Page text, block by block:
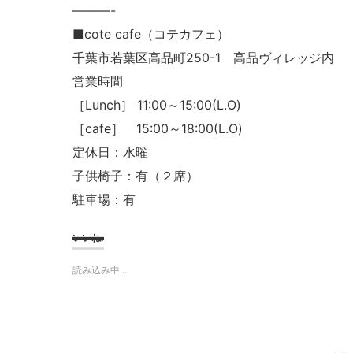
———-
■cote cafe（コテカフェ）
千葉市若葉区高品町250-1 高品ヴィレッジ内
営業時間
［Lunch］ 11:00～15:00(L.O)
［cafe］ 15:00～18:00(L.O)
定休日：水曜
子供椅子：有（２席）
駐車場：有
いいね:
読み込み中...